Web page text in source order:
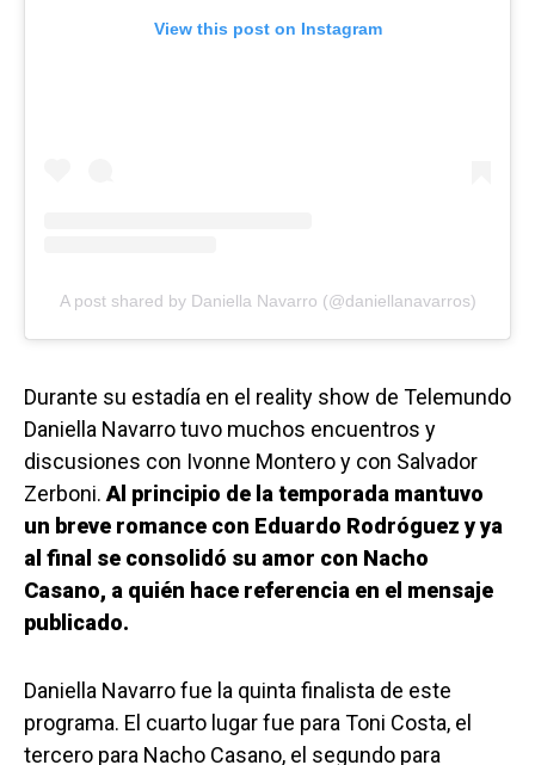
View this post on Instagram
A post shared by Daniella Navarro (@daniellanavarros)
Durante su estadía en el reality show de Telemundo
Daniella Navarro tuvo muchos encuentros y
discusiones con Ivonne Montero y con Salvador
Zerboni. Al principio de la temporada mantuvo
un breve romance con Eduardo Rodróguez y ya
al final se consolidó su amor con Nacho
Casano, a quién hace referencia en el mensaje
publicado.
Daniella Navarro fue la quinta finalista de este
programa. El cuarto lugar fue para Toni Costa, el
tercero para Nacho Casano, el segundo para